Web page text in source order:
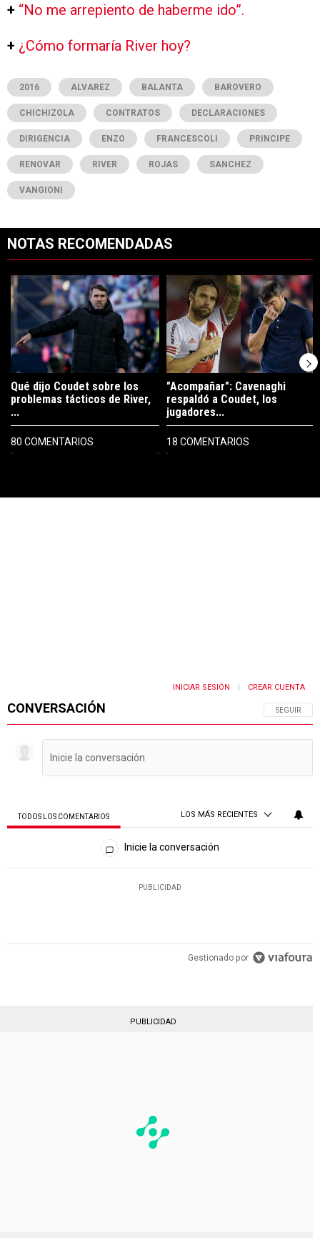
+ “No me arrepiento de haberme ido”.
+ ¿Cómo formaría River hoy?
2016 ALVAREZ BALANTA BAROVERO
CHICHIZOLA CONTRATOS DECLARACIONES
DIRIGENCIA ENZO FRANCESCOLI PRINCIPE
RENOVAR RIVER ROJAS SANCHEZ
VANGIONI
NOTAS RECOMENDADAS
Un artículo de tendencia con el título "Qué dijo Coudet sobre los
Qué dijo Coudet sobre los
problemas tácticos de River,
...
80 COMENTARIOS
Un artículo de tendencia con el
"Acompañar": Cavenaghi
respaldó a Coudet, los
jugadores...
18 COMENTARIOS
CONVERSACIÓN SIGA ESTA
SEGUIR
INICIAR SESIÓN CREAR CUENTA
TODOS LOS COMENTARIOS LOS MÁS RECIENTES
Todos los comentarios
Inicie la conversación
PUBLICIDAD
Gestionado por
PUBLICIDAD